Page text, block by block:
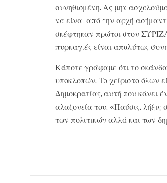
συνηθισμένη. Ας μην
να είναι από την αρχή
σκέφτηκαν πρώτοι στον
πυρκαγιές είναι απολύτως
Κάποτε γράφαμε ότι το
υποκλοπών. Το χείριστο όλων
Δημοκρατίας, αυτή που κάνει
αλαζονεία του. «Παύσις,
των πολιτικών αλλά και των